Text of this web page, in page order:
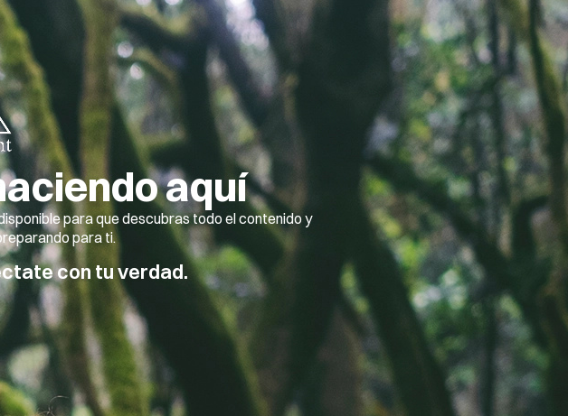
aquí
para que descubras todo el contenido y
para ti.
con tu verdad.